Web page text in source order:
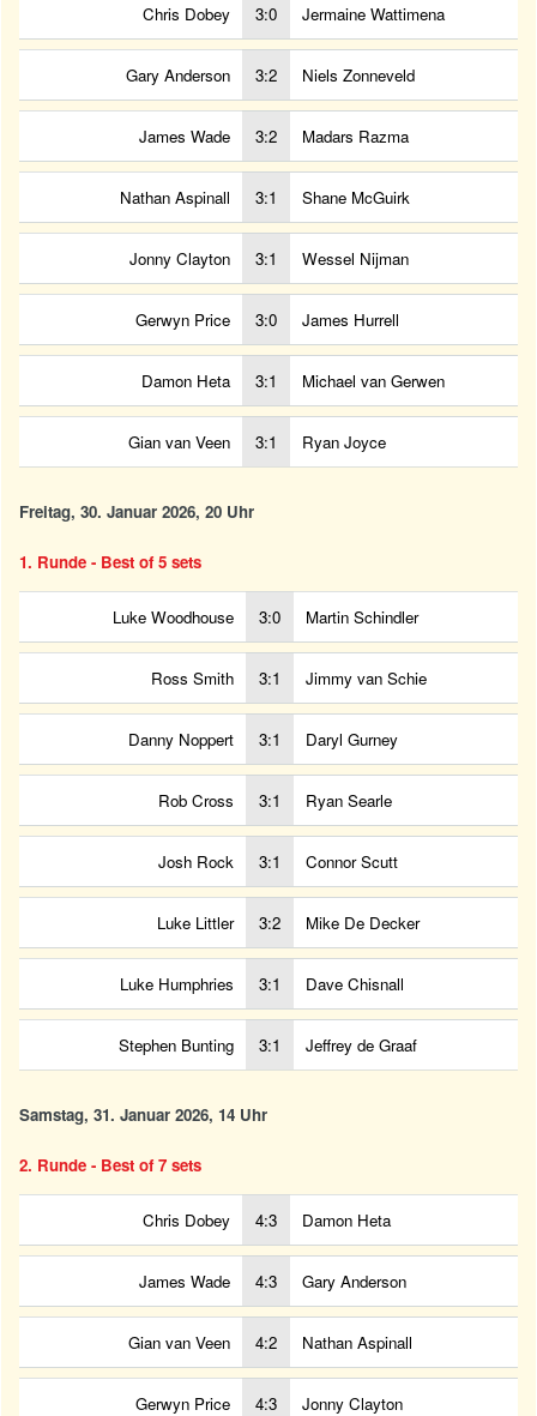
Chris Dobey 3:0 Jermaine Wattimena
Gary Anderson 3:2 Niels Zonneveld
James Wade 3:2 Madars Razma
Nathan Aspinall 3:1 Shane McGuirk
Jonny Clayton 3:1 Wessel Nijman
Gerwyn Price 3:0 James Hurrell
Damon Heta 3:1 Michael van Gerwen
Gian van Veen 3:1 Ryan Joyce
Freitag, 30. Januar 2026, 20 Uhr
1. Runde - Best of 5 sets
Luke Woodhouse 3:0 Martin Schindler
Ross Smith 3:1 Jimmy van Schie
Danny Noppert 3:1 Daryl Gurney
Rob Cross 3:1 Ryan Searle
Josh Rock 3:1 Connor Scutt
Luke Littler 3:2 Mike De Decker
Luke Humphries 3:1 Dave Chisnall
Stephen Bunting 3:1 Jeffrey de Graaf
Samstag, 31. Januar 2026, 14 Uhr
2. Runde - Best of 7 sets
Chris Dobey 4:3 Damon Heta
James Wade 4:3 Gary Anderson
Gian van Veen 4:2 Nathan Aspinall
Gerwyn Price 4:3 Jonny Clayton